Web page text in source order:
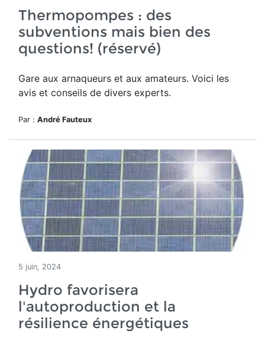
Thermopompes : des
subventions mais bien des
questions! (réservé)
Gare aux arnaqueurs et aux amateurs. Voici les
avis et conseils de divers experts.
Par : André Fauteux
5 juin, 2024
Hydro favorisera
l'autoproduction et la
résilience énergétiques